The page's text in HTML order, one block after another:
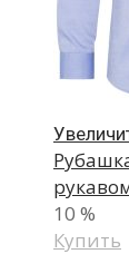
10 %
Купить